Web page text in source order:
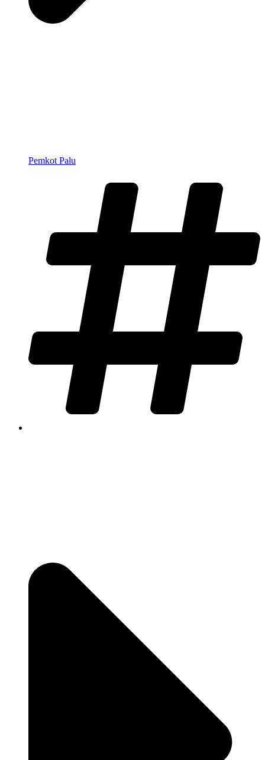
Pemkot Palu